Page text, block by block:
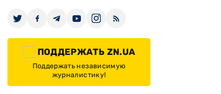
ПОДДЕРЖАТЬ ZN.UA
Поддержать независимую
журналистику!